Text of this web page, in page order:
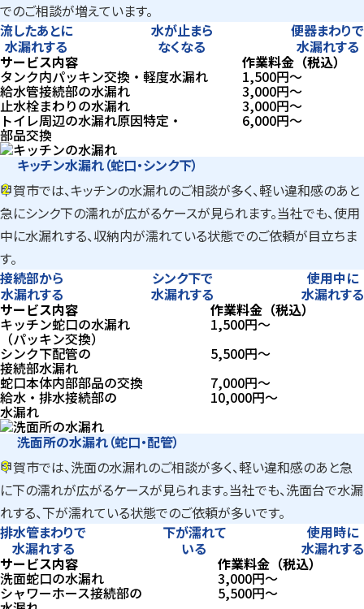
でのご相談が増えています。
流したあとに
水漏れする
水が止まら
なくなる
便器まわりで
水漏れする
サービス内容 作業料金（税込）
タンク内パッキン交換・軽度水漏れ 1,500円〜
給水管接続部の水漏れ 3,000円〜
止水栓まわりの水漏れ 3,000円〜
トイレ周辺の水漏れ原因特定・
部品交換
6,000円〜
2
キッチン水漏れ（蛇口・シンク下）
甲賀市では、キッチンの水漏れのご相談が多く、軽い違和感のあと
急にシンク下の濡れが広がるケースが見られます。当社でも、使用
中に水漏れする、収納内が濡れている状態でのご依頼が目立ちま
す。
接続部から
水漏れする
シンク下で
水漏れする
使用中に
水漏れする
サービス内容 作業料金（税込）
キッチン蛇口の水漏れ
（パッキン交換）
1,500円〜
シンク下配管の
接続部水漏れ
5,500円〜
蛇口本体内部部品の交換
7,000円〜
給水・排水接続部の
水漏れ
10,000円〜
3
洗面所の水漏れ（蛇口・配管）
甲賀市では、洗面の水漏れのご相談が多く、軽い違和感のあと急
に下の濡れが広がるケースが見られます。当社でも、洗面台で水漏
れする、下が濡れている状態でのご依頼が多いです。
排水管まわりで
水漏れする
下が濡れて
いる
使用時に
水漏れする
サービス内容 作業料金（税込）
洗面蛇口の水漏れ 3,000円〜
シャワーホース接続部の 5,500円〜